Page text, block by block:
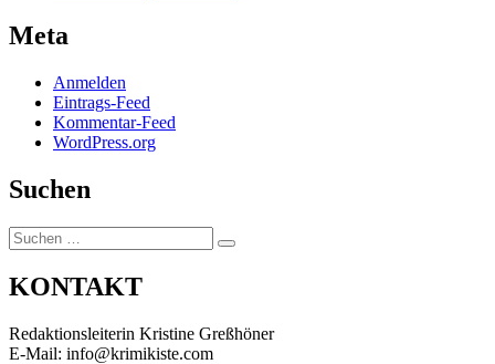
Meta
Anmelden
Eintrags-Feed
Kommentar-Feed
WordPress.org
Suchen
Suchen
nach:
Suchen
KONTAKT
Redaktionsleiterin Kristine Greßhöner
E-Mail: info@krimikiste.com